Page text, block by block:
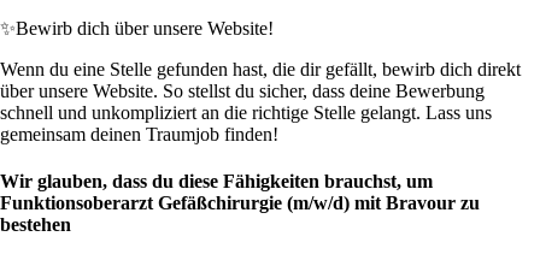
✨Bewirb dich über unsere Website!
Wenn du eine Stelle gefunden hast, die dir gefällt, bewirb dich direkt
über unsere Website. So stellst du sicher, dass deine Bewerbung
schnell und unkompliziert an die richtige Stelle gelangt. Lass uns
gemeinsam deinen Traumjob finden!
Wir glauben, dass du diese Fähigkeiten brauchst, um
Funktionsoberarzt Gefäßchirurgie (m/w/d) mit Bravour zu
bestehen